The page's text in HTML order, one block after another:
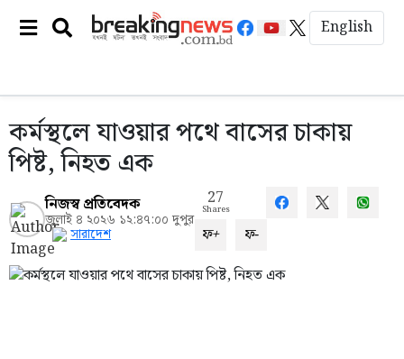
English
কর্মস্থলে যাওয়ার পথে বাসের চাকায়
পিষ্ট, নিহত এক
নিজস্ব প্রতিবেদক
জুলাই ৪ ২০২৬ ১২:৪৭:০০ দুপুর
সারাদেশ
27
Shares
ফ+ ফ-